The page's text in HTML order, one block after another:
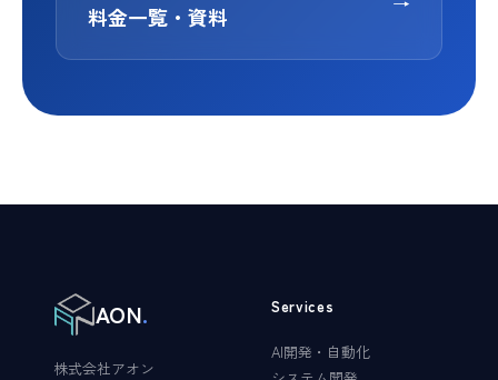
料金一覧・資料
AON.
株式会社アオン
Services
AI開発・自動化